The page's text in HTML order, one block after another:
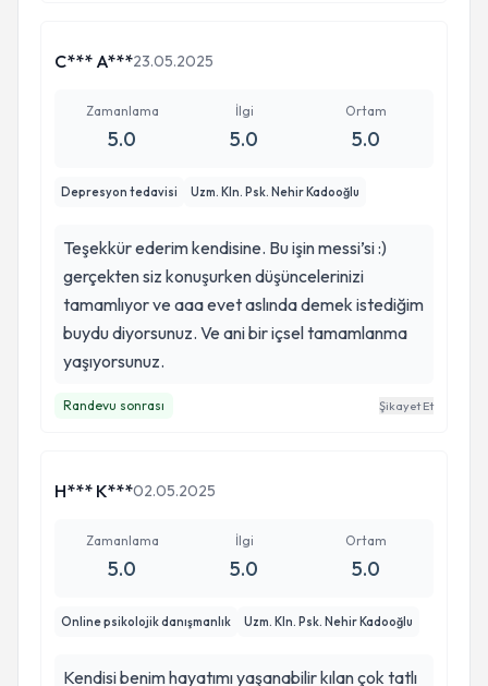
C*** A***23.05.2025
Zamanlama
5.0
İlgi
5.0
Ortam
5.0
Depresyon tedavisi Uzm. Kln. Psk. Nehir Kadooğlu
Teşekkür ederim kendisine. Bu işin messi’si :)
gerçekten siz konuşurken düşüncelerinizi
tamamlıyor ve aaa evet aslında demek istediğim
buydu diyorsunuz. Ve ani bir içsel tamamlanma
yaşıyorsunuz.
Randevu sonrası Şikayet Et
H*** K***02.05.2025
Zamanlama
5.0
İlgi
5.0
Ortam
5.0
Online psikolojik danışmanlık Uzm. Kln. Psk. Nehir Kadooğlu
Kendisi benim hayatımı yaşanabilir kılan çok tatlı